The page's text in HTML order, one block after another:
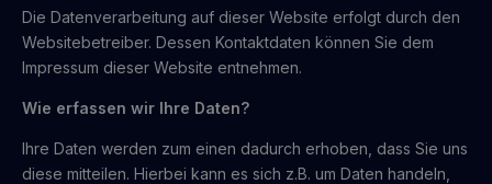
Die Datenverarbeitung auf dieser Website erfolgt durch den
Websitebetreiber. Dessen Kontaktdaten können Sie dem
Impressum dieser Website entnehmen.
Wie erfassen wir Ihre Daten?
Ihre Daten werden zum einen dadurch erhoben, dass Sie uns
diese mitteilen. Hierbei kann es sich z.B. um Daten handeln,